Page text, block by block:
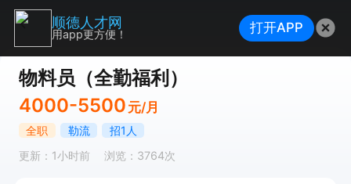
物料员（全勤福利）
4000-5500 元/月
全职 勒流
招1人
更新：1小时前
浏览：3764次
顺德人才网
用app更方便！ 打开APP